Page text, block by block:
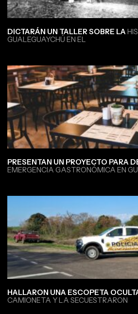
DICTARÁN UN TALLER SOBRE LA
GUALEGUAYCHÚ EN EL
PRESENTAN UN PROYECTO PARA
EMERGENCIA GASTRONÓMICA EN
HALLARON UNA ESCOPETA
CAMIONETA Y LA SECUESTRARON